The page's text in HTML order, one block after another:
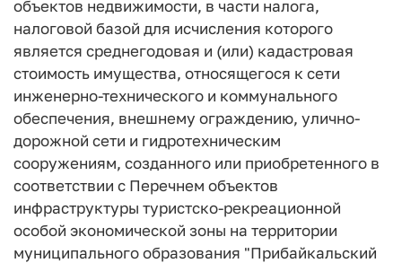
объектов недвижимости, в части налога,
налоговой базой для исчисления которого
является среднегодовая и (или) кадастровая
стоимость имущества, относящегося к сети
инженерно-технического и коммунального
обеспечения, внешнему ограждению, улично-
дорожной сети и гидротехническим
сооружениям, созданного или приобретенного в
соответствии с Перечнем объектов
инфраструктуры туристско-рекреационной
особой экономической зоны на территории
муниципального образования "Прибайкальский